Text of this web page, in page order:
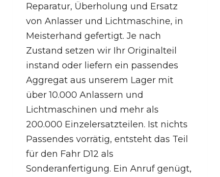
Reparatur, Überholung und Ersatz
von Anlasser und Lichtmaschine, in
Meisterhand gefertigt. Je nach
Zustand setzen wir Ihr Originalteil
instand oder liefern ein passendes
Aggregat aus unserem Lager mit
über 10.000 Anlassern und
Lichtmaschinen und mehr als
200.000 Einzelersatzteilen. Ist nichts
Passendes vorrätig, entsteht das Teil
für den Fahr D12 als
Sonderanfertigung. Ein Anruf genügt,